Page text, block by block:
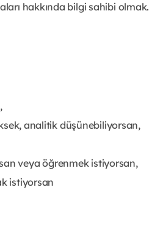
hakkında bilgi sahibi olmak.
analitik düşünebiliyorsan,
veya öğrenmek istiyorsan,
istiyorsan